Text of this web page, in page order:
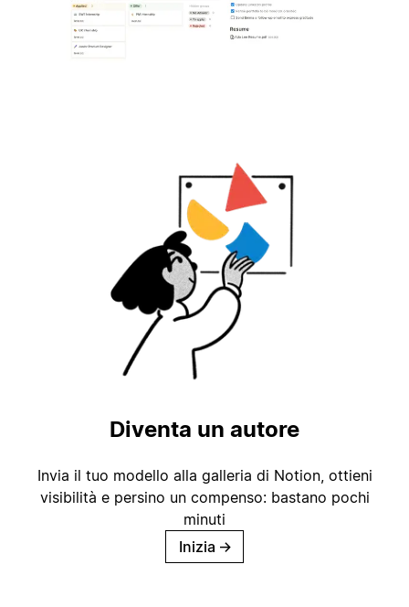
Diventa un autore
Invia il tuo modello alla galleria di Notion, ottieni
visibilità e persino un compenso: bastano pochi
minuti
Inizia →